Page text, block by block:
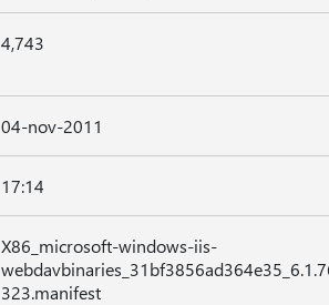
4,743
04-nov-2011
17:14
X86_microsoft-windows-iis-
323.manifest